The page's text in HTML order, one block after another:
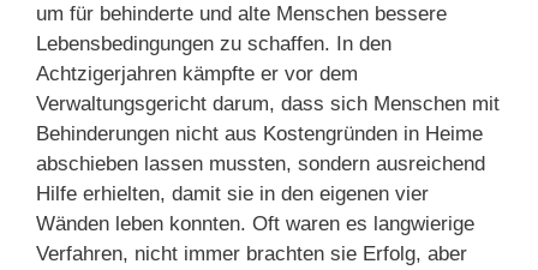
um für behinderte und alte Menschen bessere
Lebensbedingungen zu schaffen. In den
Achtzigerjahren kämpfte er vor dem
Verwaltungsgericht darum, dass sich Menschen mit
Behinderungen nicht aus Kostengründen in Heime
abschieben lassen mussten, sondern ausreichend
Hilfe erhielten, damit sie in den eigenen vier
Wänden leben konnten. Oft waren es langwierige
Verfahren, nicht immer brachten sie Erfolg, aber